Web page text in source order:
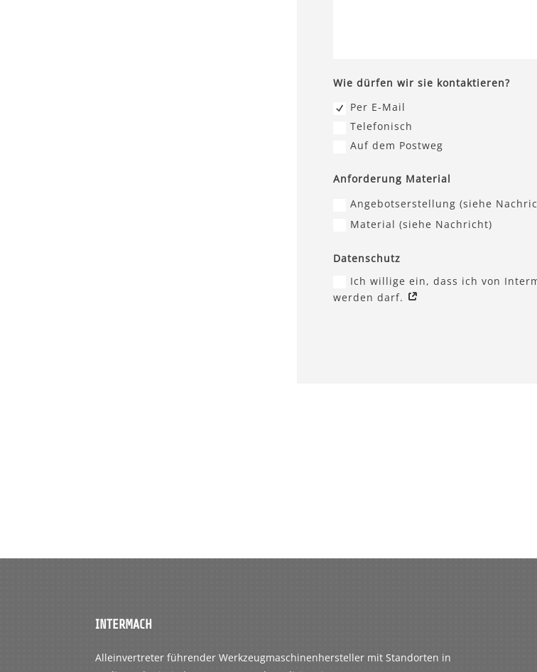
Wie dürfen wir sie kontaktieren?
Per E-Mail
Telefonisch
Auf dem Postweg
Anforderung Material
Angebotserstellung (siehe
Material (siehe Nachricht)
Datenschutz
Ich willige ein, dass ich von
werden darf.
INTERMACH
Alleinvertreter führender Werkzeugmaschinenhersteller mit Standorten in